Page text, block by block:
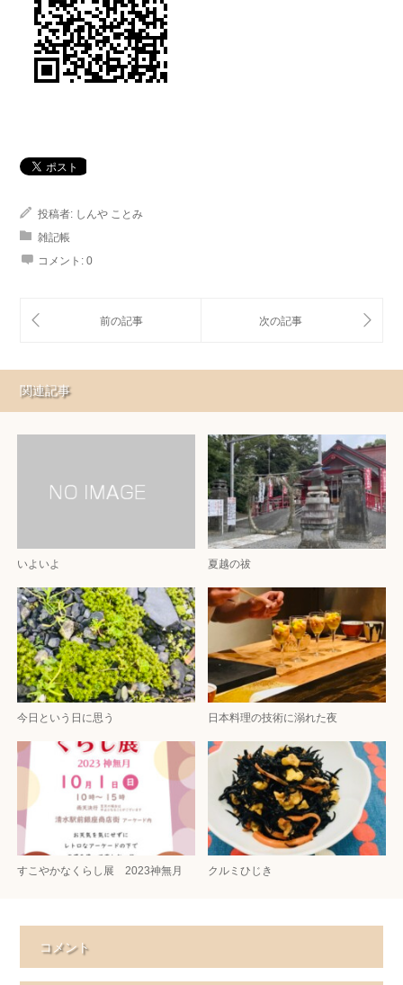
投稿者: しんや ことみ
雑記帳
コメント: 0
関連記事
いよいよ 夏越の祓
今日という日に思う 日本料理の技術に溺れた夜
すこやかなくらし展 2023神無月 クルミひじき
コメント